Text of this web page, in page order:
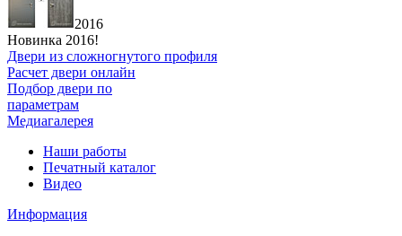
2016
Новинка 2016!
Двери из сложногнутого профиля
Расчет двери онлайн
Подбор двери по
параметрам
Медиагалерея
Наши работы
Печатный каталог
Видео
Информация